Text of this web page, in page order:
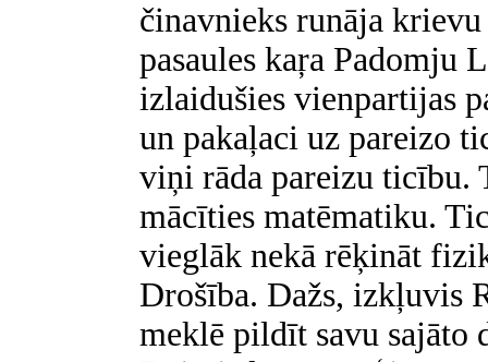
činavnieks runāja
pasaules kaŗa Padomju
izlaidušies vienpartijas
un pakaļaci uz pareizo
viņi rāda pareizu ticību.
mācīties matēmatiku.
vieglāk nekā rēķināt
Drošība. Dažs, izkļuvis
meklē pildīt savu sajāto